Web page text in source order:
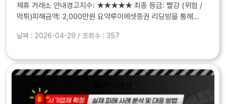
제휴 거래소 안내경고지수: ★★★★★ 최종 등급: 빨강 (위험 /
먹튀)피해금액: 2,000만원 요약루이에셋증권 리딩방을 통해
날짜 : 2026-04-29 / 조회수 : 357